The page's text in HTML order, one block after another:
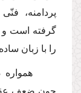
پردامنه،
گرفته است و
را با زبان
همواره
چون ضعف